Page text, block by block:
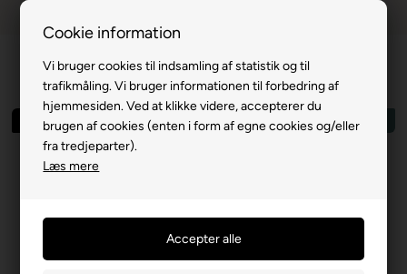
Cookie information
Vi bruger cookies til indsamling af statistik og til
trafikmåling. Vi bruger informationen til forbedring af
hjemmesiden. Ved at klikke videre, accepterer du
brugen af cookies (enten i form af egne cookies og/eller
fra tredjeparter).
Læs mere
Spar 75% Outlet